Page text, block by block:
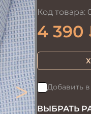
>
Код товара:
4 390
Добавить
ВЫБРАТЬ